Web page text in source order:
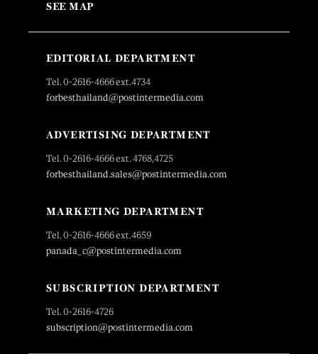
SEE MAP
EDITORIAL DEPARTMENT
Tel. 0-2616-4666 ext.4734
forbesthailand@postintermedia.com
ADVERTISING DEPARTMENT
Tel. 0-2616-4666 ext. 4768,4725
forbesthailand.sales@postintermedia.com
MARKETING DEPARTMENT
Tel. 0-2616-4666 ext.4659
panada_c@postintermedia.com
SUBSCRIPTION DEPARTMENT
Tel. 0-2616-4726
subscription@postintermedia.com